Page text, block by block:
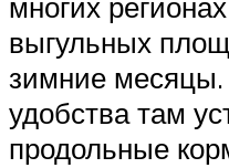
выгульных
зимние
удобства там
продольные